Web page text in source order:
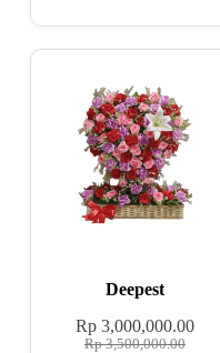
Deepest
Rp3,500,000.00
Rp3,000,000.00